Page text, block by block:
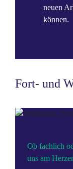
neuen
können.
Fort- und
Ob fachlich
uns am